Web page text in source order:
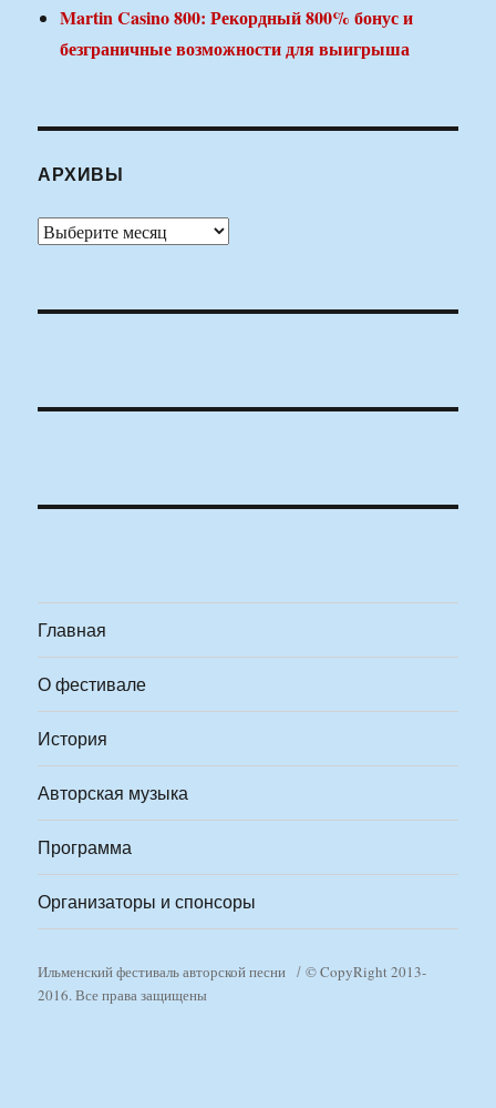
Martin Casino 800: Рекордный 800% бонус и
безграничные возможности для выигрыша
АРХИВЫ
Архивы
Главная
О фестивале
История
Авторская музыка
Программа
Организаторы и спонсоры
Ильменский фестиваль авторской песни
© CopyRight 2013-
2016. Все права защищены